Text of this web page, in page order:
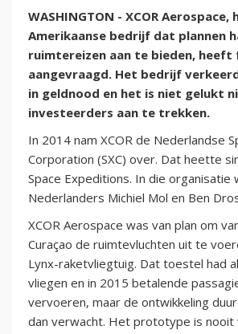
WASHINGTON - XCOR Aerospace,
Amerikaanse bedrijf dat plannen
ruimtereizen aan te bieden, heeft
aangevraagd. Het bedrijf
in geldnood en het is niet gelukt
investeerders aan te trekken.
In 2014 nam XCOR de Nederlandse
Corporation (SXC) over. Dat heette
Space Expeditions. In die organisatie
Nederlanders Michiel Mol en Ben
XCOR Aerospace was van plan om
Curaçao de ruimtevluchten uit te
Lynx-raketvliegtuig. Dat toestel had
vliegen en in 2015 betalende
vervoeren, maar de ontwikkeling
dan verwacht. Het prototype is nooit